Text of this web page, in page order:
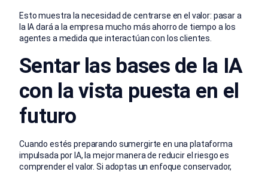
Esto muestra la necesidad de centrarse en el valor: pasar a
la IA dará a la empresa mucho más ahorro de tiempo a los
agentes a medida que interactúan con los clientes.
Sentar las bases de la IA
con la vista puesta en el
futuro
Cuando estés preparando sumergirte en una plataforma
impulsada por IA, la mejor manera de reducir el riesgo es
comprender el valor. Si adoptas un enfoque conservador,